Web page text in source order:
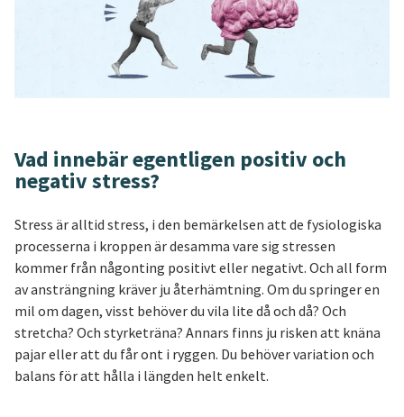
Vad innebär egentligen positiv och
negativ stress?
Stress är alltid stress, i den bemärkelsen att de fysiologiska
processerna i kroppen är desamma vare sig stressen
kommer från någonting positivt eller negativt. Och all form
av ansträngning kräver ju återhämtning. Om du springer en
mil om dagen, visst behöver du vila lite då och då? Och
stretcha? Och styrketräna? Annars finns ju risken att knäna
pajar eller att du får ont i ryggen. Du behöver variation och
balans för att hålla i längden helt enkelt.